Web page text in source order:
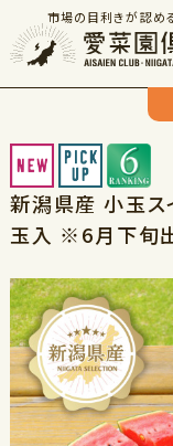
市場の目利きが認め
新潟県産 小玉ス
玉入 ※6月下旬